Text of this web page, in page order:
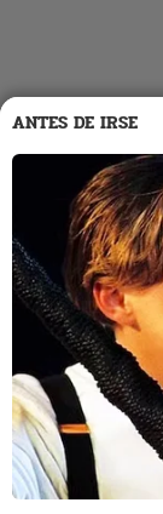
29 Dic 2025 | 12:45 h
Menor de 15
pide ayuda
ANTES DE IRSE